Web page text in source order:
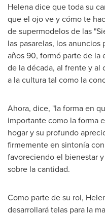
Helena dice que toda su
que el ojo ve y cómo te
de supermodelos de las
las pasarelas, los
años 90, formó parte de la
de la década, al frente y al
a la cultura tal como la
Ahora, dice, "la forma en
importante como la forma
hogar y su profundo
firmemente en sintonía
favoreciendo el bienestar
sobre la cantidad.
Como parte de su rol,
desarrollará telas para la